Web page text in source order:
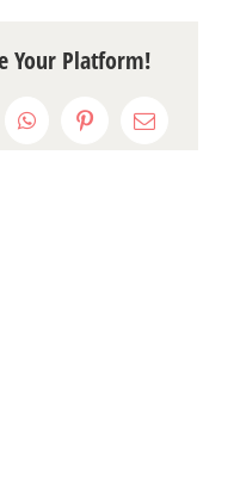
Your Platform!
WhatsAppPinterestEmail